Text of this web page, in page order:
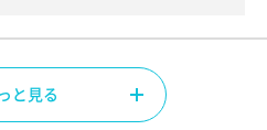
と見る